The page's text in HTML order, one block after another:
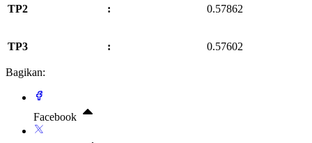
TP2 : 0.57862
TP3 : 0.57602
Bagikan:
Facebook